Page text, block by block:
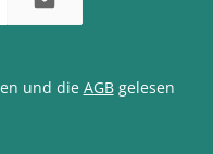
und die AGBgelesen